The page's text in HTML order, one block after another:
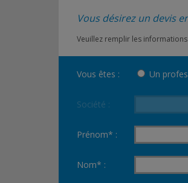
Vous désirez un devis
Veuillez remplir les
Vous êtes : Un
Société :
Prénom* :
Nom* :